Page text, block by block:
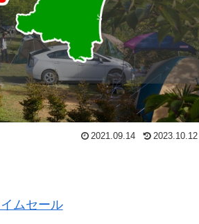
2021.09.14 2023.10.12
ムセール